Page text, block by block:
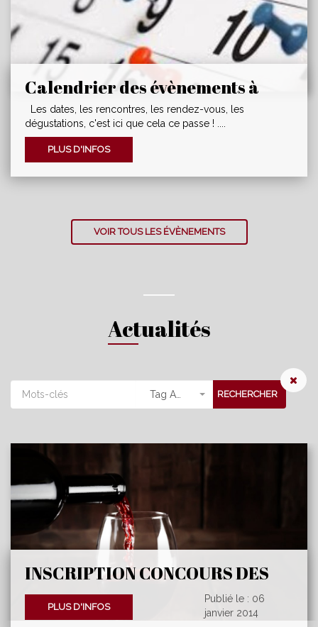
Commision dégustation
DEGUSTATION CHAMPAGNE
PANNIERMontrabé, lundi 20 Avril 2026Présent
chez Alexandra Demoy...
Calendrier des évènements à
venir.
Les dates, les rencontres, les rendez-vous, les
dégustations, c'est ici que cela ce passe ! ....
PLUS D'INFOS
VOIR TOUS LES ÉVÈNEMENTS
Actualités
RECHERCHER
INSCRIPTION CONCOURS DES
VINS
PLUS D'INFOS
Publié le : 06
janvier 2014